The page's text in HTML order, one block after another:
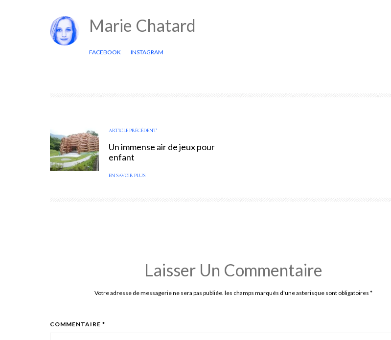
Marie Chatard
FACEBOOK INSTAGRAM
ARTICLE PRÉCÉDENT
Un immense air de jeux pour
enfant
EN SAVOIR PLUS
Laisser Un Commentaire
Votre adresse de messagerie ne sera pas publiée. les champs marqués d'une asterisque sont obligatoires *
COMMENTAIRE *